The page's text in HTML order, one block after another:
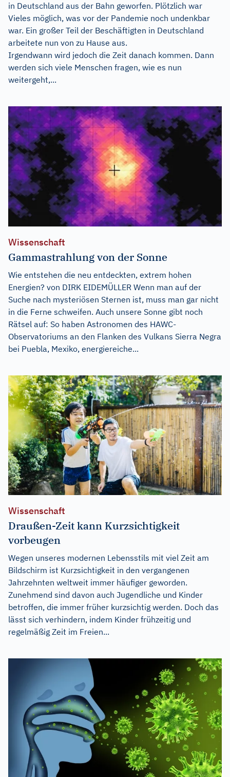
in Deutschland aus der Bahn geworfen. Plötzlich war
Vieles möglich, was vor der Pandemie noch undenkbar
war. Ein großer Teil der Beschäftigten in Deutschland
arbeitete nun von zu Hause aus.
Irgendwann wird jedoch die Zeit danach kommen. Dann
werden sich viele Menschen fragen, wie es nun
weitergeht,...
Wissenschaft
Gammastrahlung von der Sonne
Wie entstehen die neu entdeckten, extrem hohen
Energien? von DIRK EIDEMÜLLER Wenn man auf der
Suche nach mysteriösen Sternen ist, muss man gar nicht
in die Ferne schweifen. Auch unsere Sonne gibt noch
Rätsel auf: So haben Astronomen des HAWC-
Observatoriums an den Flanken des Vulkans Sierra Negra
bei Puebla, Mexiko, energiereiche...
Wissenschaft
Draußen-Zeit kann Kurzsichtigkeit
vorbeugen
Wegen unseres modernen Lebensstils mit viel Zeit am
Bildschirm ist Kurzsichtigkeit in den vergangenen
Jahrzehnten weltweit immer häufiger geworden.
Zunehmend sind davon auch Jugendliche und Kinder
betroffen, die immer früher kurzsichtig werden. Doch das
lässt sich verhindern, indem Kinder frühzeitig und
regelmäßig Zeit im Freien...